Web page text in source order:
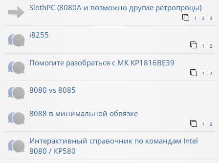
SlothPC (8080A и возможно другие ретропроцы)
1 2 3
i8255
1 2
Помогите разобраться с МК КР1816ВЕ39
1 2
8080 vs 8085
8088 в минимальной обвязке
1 2
Интерактивный справочник по командам Intel
8080 / КР580